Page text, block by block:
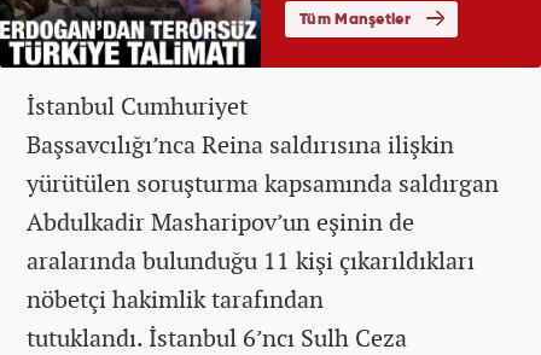
İstanbul Cumhuriyet
Başsavcılığı’nca Reina saldırısına ilişkin
yürütülen soruşturma kapsamında saldırgan
Abdulkadir Masharipov’un eşinin de
aralarında bulunduğu 11 kişi çıkarıldıkları
nöbetçi hakimlik tarafından
tutuklandı. İstanbul 6’ncı Sulh Ceza